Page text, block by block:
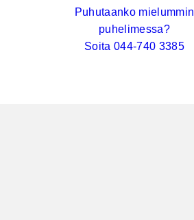
Puhutaanko mielummin
puhelimessa?
Soita 044-740 3385